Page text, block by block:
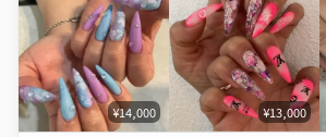
¥14,000 ¥13,000